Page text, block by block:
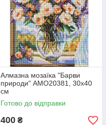
Алмазна мозаїка "Барви
природи" AMO20381, 30х40
см
Готово до відправки
400 ₴